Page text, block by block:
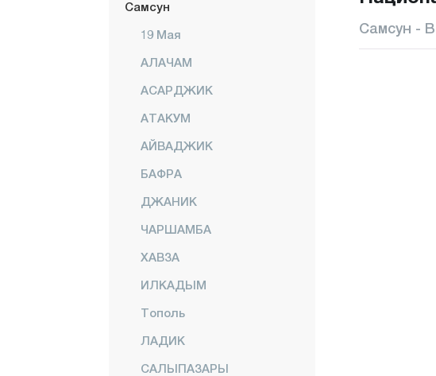
Самсун
19 Мая
АЛАЧАМ
АСАРДЖИК
АТАКУМ
АЙВАДЖИК
БАФРА
ДЖАНИК
ЧАРШАМБА
ХАВЗА
ИЛКАДЫМ
Тополь
ЛАДИК
САЛЫПАЗАРЫ
Самсун -